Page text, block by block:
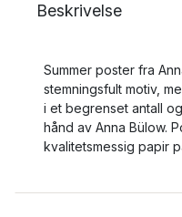
Beskrivelse
Summer poster fra
stemningsfult motiv,
i et begrenset antall
hånd av Anna Bülow.
kvalitetsmessig papir